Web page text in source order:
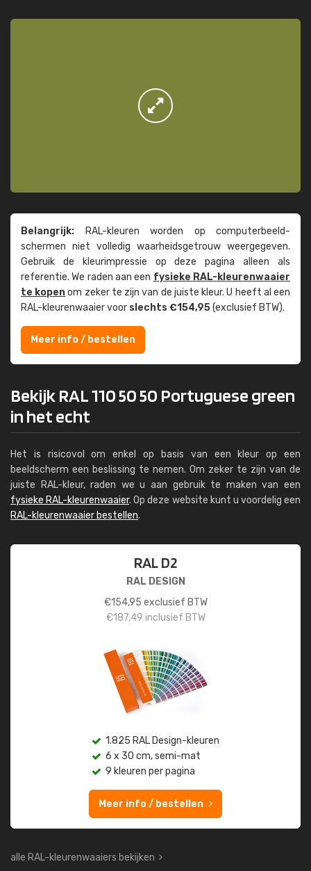
Belangrijk: RAL-kleuren worden op computer­beeld­
schermen niet volledig waarheids­­getrouw weer­gegeven.
Gebruik de kleur­impressie op deze pagina alleen als
referentie. We raden aan een fysieke RAL-kleuren­waaier
te kopenom zeker te zijn van de juiste kleur. U heeft al een
RAL-kleuren­waaier voor slechts €154,95(exclusief BTW).
Meer info / bestellen
Bekijk RAL 110 50 50 Portuguese green
in het echt
Het is risicovol om enkel op basis van een kleur op een
beeldscherm een beslissing te nemen. Om zeker te zijn van de
juiste RAL-kleur, raden we u aan gebruik te maken van een
fysieke RAL-kleurenwaaier. Op deze website kunt u voordelig een
RAL-kleurenwaaier bestellen.
RAL D2
RAL DESIGN
€154,95 exclusief BTW
€187,49 inclusief BTW
1.825 RAL Design-kleuren
6 x 30 cm, semi-mat
9 kleuren per pagina
Meer info / bestellen
alle RAL-kleurenwaaiers bekijken